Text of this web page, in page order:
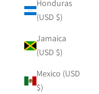
Honduras
(USD $)
Jamaica
(USD $)
Mexico (USD
$)